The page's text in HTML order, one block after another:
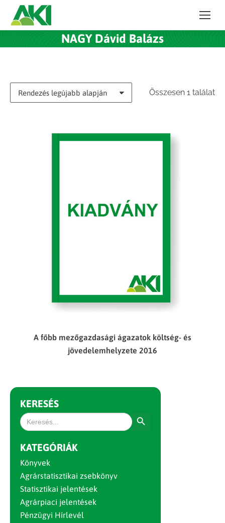
NAGY Dávid Balázs
Összesen 1 találat
A főbb mezőgazdasági ágazatok költség- és
jövedelemhelyzete 2016
KERESÉS
Search
for:
KATEGÓRIÁK
Könyvek
Agrárstatisztikai zsebkönyv
Statisztikai jelentések
Agrárpiaci jelentések
Pénzügyi Hírlevél